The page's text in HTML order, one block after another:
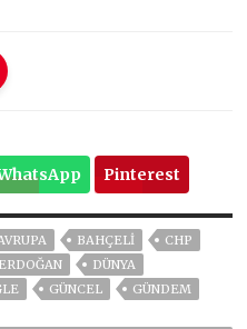
Pinterest
BAHÇELİ
CHP
DÜNYA
GÜNCEL
GÜNDEM